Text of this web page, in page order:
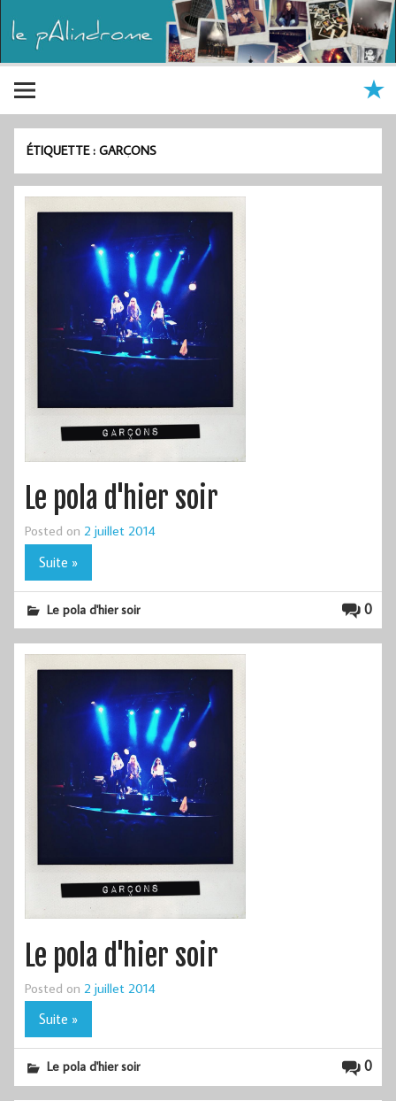
ÉTIQUETTE :GARÇONS
Le pola d'hier soir
Posted on 2 juillet 2014
Suite »
0
Le pola d'hier soir
Le pola d'hier soir
Posted on 2 juillet 2014
Suite »
0
Le pola d'hier soir